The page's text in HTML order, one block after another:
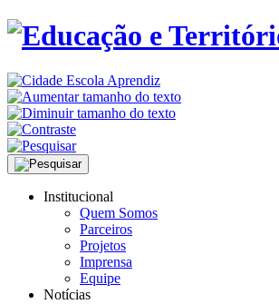
Institucional
Quem Somos
Parceiros
Projetos
Imprensa
Equipe
Notícias